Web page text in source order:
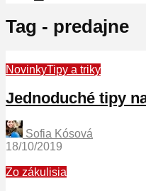
Tag - predajne
NovinkyTipy a triky
Jednoduché tipy
Sofia Kósová
18/10/2019
Zo zákulisia